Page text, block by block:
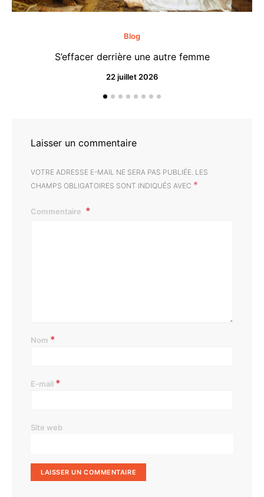
Blog
S’effacer derrière une autre femme
22 juillet 2026
Laisser un commentaire
VOTRE ADRESSE E-MAIL NE SERA PAS PUBLIÉE. LES
CHAMPS OBLIGATOIRES SONT INDIQUÉS AVEC *
Commentaire
Nom *
E-mail *
Site web